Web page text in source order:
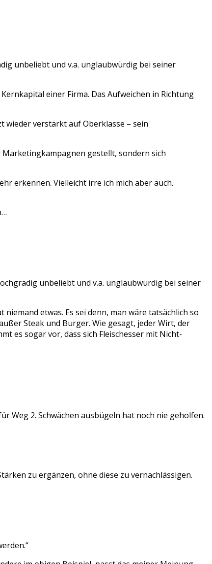
unbeliebt und v.a. unglaubwürdig bei seiner
einer Firma. Das Aufweichen in Richtung
wieder verstärkt auf Oberklasse – sein
gestellt, sondern sich
erkennen. Vielleicht irre ich mich aber auch.
unbeliebt und v.a. unglaubwürdig bei seiner
etwas. Es sei denn, man wäre tatsächlich so
Steak und Burger. Wie gesagt, jeder Wirt, der
es sogar vor, dass sich Fleischesser mit Nicht-
Weg 2. Schwächen ausbügeln hat noch nie geholfen.
zu ergänzen, ohne diese zu vernachlässigen.